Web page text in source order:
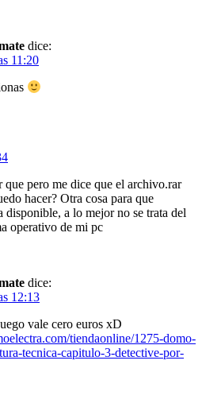
dice:
11:20
pero me dice que el archivo.rar
hacer? Otra cosa para que
disponible, a lo mejor no se trata del
operativo de mi pc
dice:
12:13
vale cero euros xD
tiendaonline/1275-domo-
tecnica-capitulo-3-detective-por-